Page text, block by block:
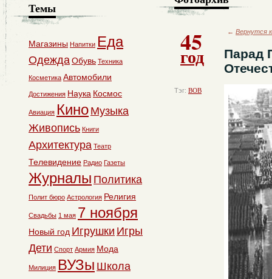
45
год
Тэг: ВОВ
← Вернутся
Парад
Темы
Магазины Напитки Еда
ОдеждаОбувь Техника
Косметика Автомобили
Достижения Наука Космос
Авиация Кино Музыка
Живопись Книги
Архитектура Театр
Телевидение Радио Газеты
Журналы Политика
Полит бюро Астрология Религия
Свадьбы 1 мая 7 ноября
Новый год Игрушки Игры
Дети Спорт Армия Мода
Милиция ВУЗы Школа